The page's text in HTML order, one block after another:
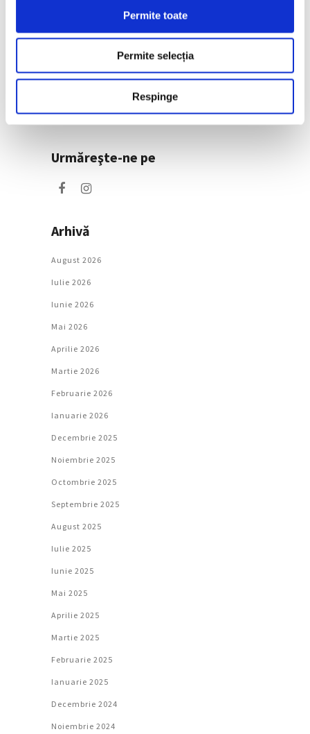
Permite toate
Permite selecția
Respinge
Categorii
Artǎ
Societate
Urmăreşte-ne pe
Arhivă
August 2026
Iulie 2026
Iunie 2026
Mai 2026
Aprilie 2026
Martie 2026
Februarie 2026
Ianuarie 2026
Decembrie 2025
Noiembrie 2025
Octombrie 2025
Septembrie 2025
August 2025
Iulie 2025
Iunie 2025
Mai 2025
Aprilie 2025
Martie 2025
Februarie 2025
Ianuarie 2025
Decembrie 2024
Noiembrie 2024